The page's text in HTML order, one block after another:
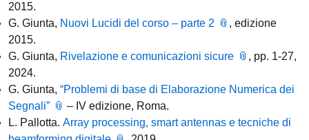
2015.
G. Giunta, Nuovi Lucidi del corso – parte 2
, edizione
2015.
G. Giunta, Rivelazione e comunicazioni sicure
, pp. 1-27,
2024.
G. Giunta, “Problemi di base di Elaborazione Numerica dei
Segnali”
– IV edizione, Roma.
L. Pallotta. Array processing, smart antennas e tecniche di